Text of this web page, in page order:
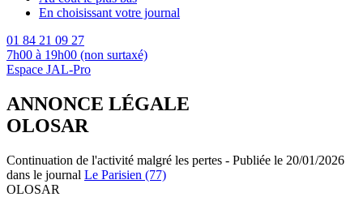
En choisissant votre journal
01 84 21 09 27
7h00 à 19h00 (non surtaxé)
Espace JAL-Pro
ANNONCE LÉGALE
OLOSAR
Continuation de l'activité malgré les pertes - Publiée le 20/01/2026
dans le journal Le Parisien (77)
OLOSAR